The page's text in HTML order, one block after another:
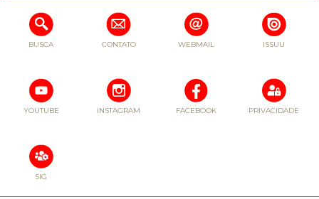
BUSCA CONTATO WEBMAIL ISSUU
YOUTUBE INSTAGRAM FACEBOOK PRIVACIDADE
SIG